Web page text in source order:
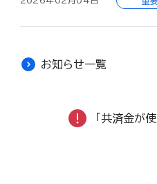
お知らせ一覧
「共済金が